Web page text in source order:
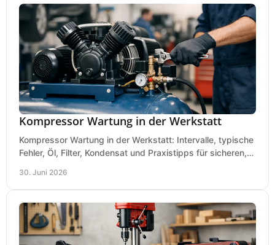
Kompressor Wartung in der Werkstatt
Kompressor Wartung in der Werkstatt: Intervalle, typische
Fehler, Öl, Filter, Kondensat und Praxistipps für sicheren,
30. Juni 2026